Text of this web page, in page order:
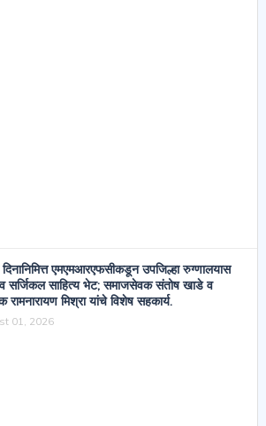
एमएमआरएफसीकडून उपजिल्हा रुग्णालयास
सर्जिकल साहित्य भेट; समाजसेवक संतोष खाडे व
रामनारायण मिश्रा यांचे विशेष सहकार्य.
01, 2026